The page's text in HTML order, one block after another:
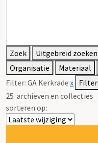
Zoek
Uitgebreid zoeken
Organisatie
Materiaal
Filter: GA Kerkrade x
25 archieven en collecties
sorteren op: